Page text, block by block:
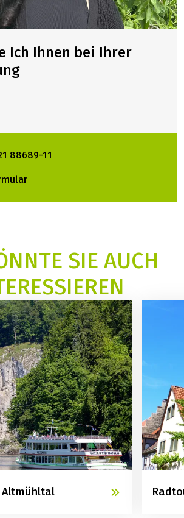
Ich Ihnen bei Ihrer
88689-11
(Link öffnet in neuem Tab)
SIE AUCH
Altmühltal